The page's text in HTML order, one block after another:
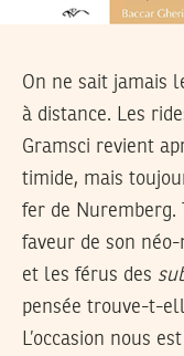
On ne sait jamais
à distance. Les
Gramsci revient
timide, mais
fer de Nuremberg.
faveur de son
et les férus des
pensée trouve-t-
L’occasion nous